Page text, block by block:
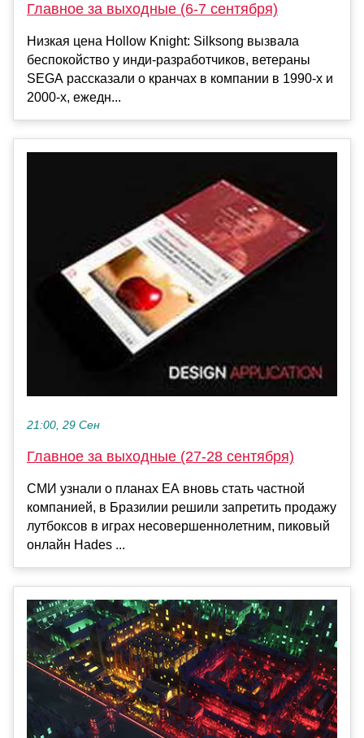
Главное за выходные (6-7 сентября)
Низкая цена Hollow Knight: Silksong вызвала
беспокойство у инди-разработчиков, ветераны
SEGA рассказали о кранчах в компании в 1990-х и
2000-х, ежедн...
21:00, 29 Сен
Главное за выходные (27-28 сентября)
СМИ узнали о планах EA вновь стать частной
компанией, в Бразилии решили запретить продажу
лутбоксов в играх несовершеннолетним, пиковый
онлайн Hades ...